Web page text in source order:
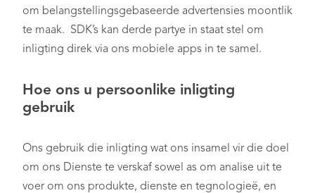
om belangstellingsgebaseerde advertensies moontlik
te maak. SDK’s kan derde partye in staat stel om
inligting direk via ons mobiele apps in te samel.
Hoe ons u persoonlike inligting
gebruik
Ons gebruik die inligting wat ons insamel vir die doel
om ons Dienste te verskaf sowel as om analise uit te
voer om ons produkte, dienste en tegnologieë, en